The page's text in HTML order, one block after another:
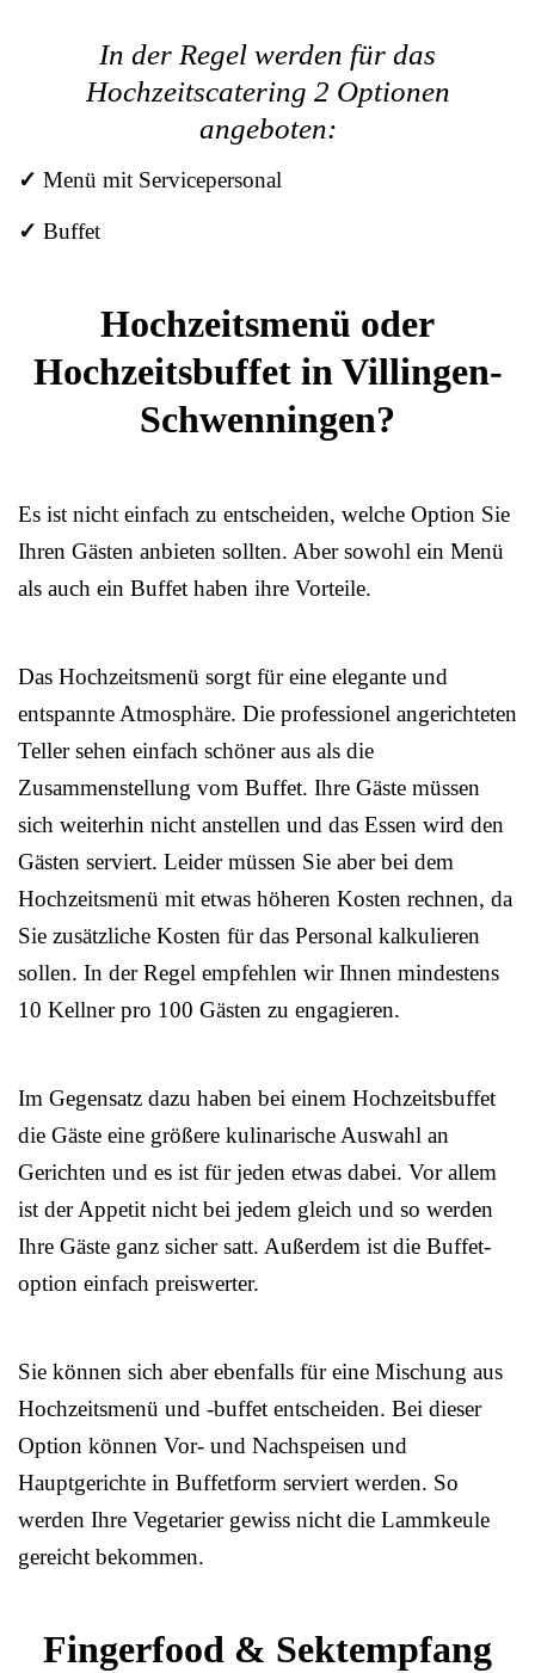
In der Regel werden für das
Hochzeitscatering 2 Optionen
angeboten:
✓ Menü mit Servicepersonal
✓ Buffet
Hochzeitsmenü oder
Hochzeitsbuffet in Villingen-
Schwenningen?
Es ist nicht einfach zu entscheiden, welche Option Sie
Ihren Gästen anbieten sollten. Aber sowohl ein Menü
als auch ein Buffet haben ihre Vorteile.
Das Hochzeitsmenü sorgt für eine elegante und
entspannte Atmosphäre. Die professionel angerichteten
Teller sehen einfach schöner aus als die
Zusammenstellung vom Buffet. Ihre Gäste müssen
sich weiterhin nicht anstellen und das Essen wird den
Gästen serviert. Leider müssen Sie aber bei dem
Hochzeitsmenü mit etwas höheren Kosten rechnen, da
Sie zusätzliche Kosten für das Personal kalkulieren
sollen. In der Regel empfehlen wir Ihnen mindestens
10 Kellner pro 100 Gästen zu engagieren.
Im Gegensatz dazu haben bei einem Hochzeitsbuffet
die Gäste eine größere kulinarische Auswahl an
Gerichten und es ist für jeden etwas dabei. Vor allem
ist der Appetit nicht bei jedem gleich und so werden
Ihre Gäste ganz sicher satt. Außerdem ist die Buffet-
option einfach preiswerter.
Sie können sich aber ebenfalls für eine Mischung aus
Hochzeitsmenü und -buffet entscheiden. Bei dieser
Option können Vor- und Nachspeisen und
Hauptgerichte in Buffetform serviert werden. So
werden Ihre Vegetarier gewiss nicht die Lammkeule
gereicht bekommen.
Fingerfood & Sektempfang